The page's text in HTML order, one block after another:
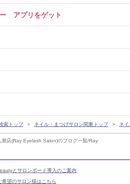
潮店(Ray Eyelash Salon)のブログ一覧/Ray
アプリをゲット
索トップ ネイル・まつげサロン関東トップ ネ
とサロンボード導入のご案内
希望のサロン様はこちら